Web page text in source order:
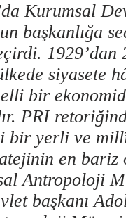
Kurumsal
başkanlığa
1929’dan
siyasete
bir
PRI
bir yerli ve
en
Antropoloji
başkanı